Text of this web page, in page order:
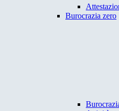
Burocrazia zero